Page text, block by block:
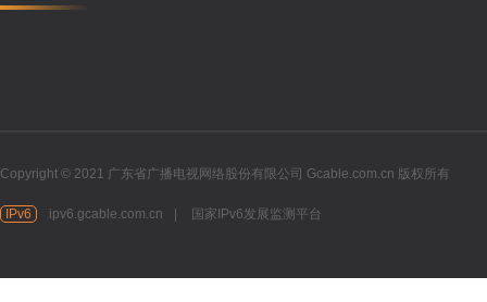
Copyright © 2021 广东省广播电视网络股份有限公司 Gcable.com.cn 版权所有
IPv6 ipv6.gcable.com.cn 国家IPv6发展监测平台